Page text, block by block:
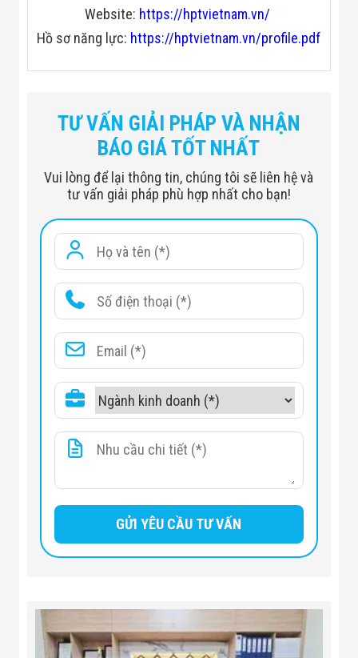
Website: https://hptvietnam.vn/
Hồ sơ năng lực: https://hptvietnam.vn/profile.pdf
TƯ VẤN GIẢI PHÁP VÀ NHẬN
BÁO GIÁ TỐT NHẤT
Vui lòng để lại thông tin, chúng tôi sẽ liên hệ và
tư vấn giải pháp phù hợp nhất cho bạn!